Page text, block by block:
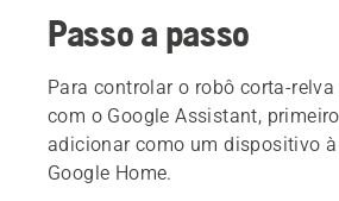
Passo a passo
Para controlar o robô corta-
com o Google Assistant,
adicionar como um dispositivo
Google Home.